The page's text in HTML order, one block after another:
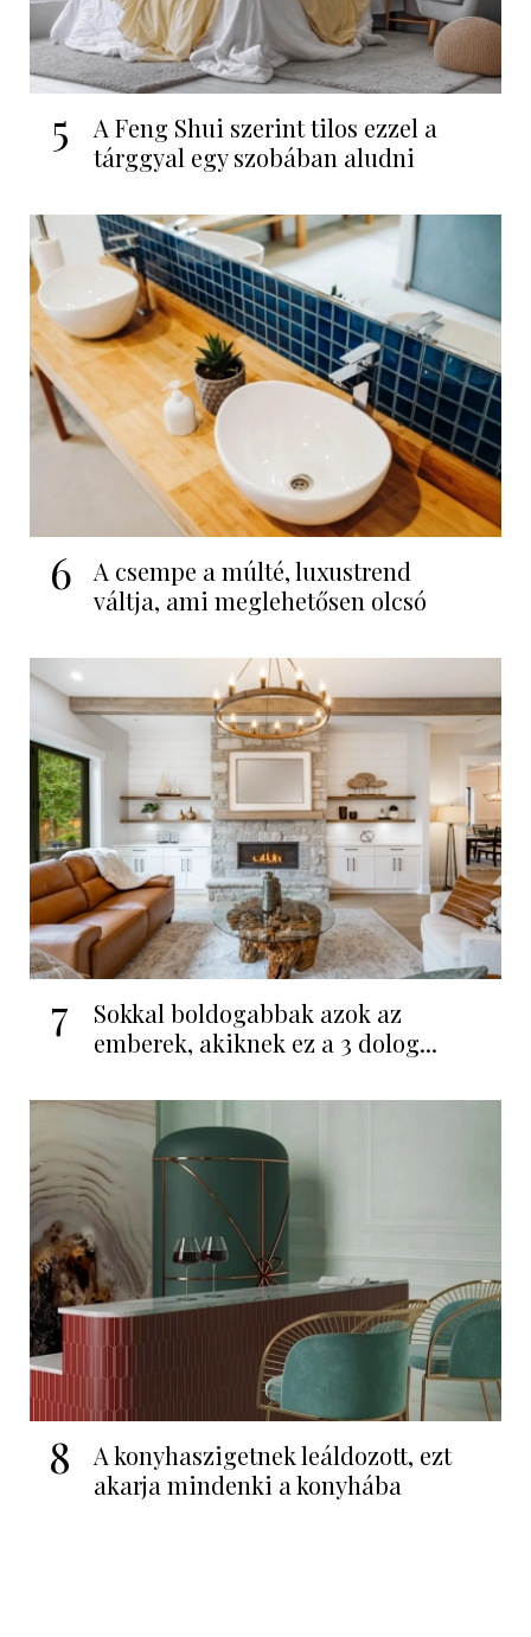
5
A Feng Shui szerint tilos ezzel a
tárggyal egy szobában aludni
6
A csempe a múlté, luxustrend
váltja, ami meglehetősen olcsó
7
Sokkal boldogabbak azok az
emberek, akiknek ez a 3 dolog...
8
A konyhaszigetnek leáldozott, ezt
akarja mindenki a konyhába